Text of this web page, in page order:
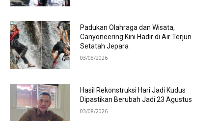
Padukan Olahraga dan Wisata,
Canyoneering Kini Hadir di Air Terjun
Setatah Jepara
03/08/2026
Hasil Rekonstruksi Hari Jadi Kudus
Dipastikan Berubah Jadi 23 Agustus
03/08/2026